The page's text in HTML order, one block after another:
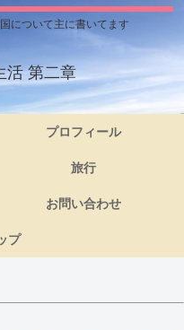
について主に書いてます
活 第二章
プロフィール
旅行
お問い合わせ
プ